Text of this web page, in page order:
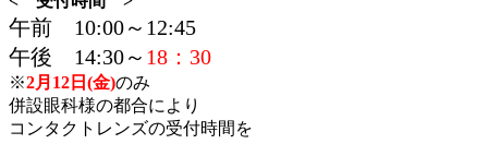
午前 10:00～12:45
午後 14:30～ 18：30
※2月12日(金)のみ
併設眼科様の都合により
コンタクトレンズの受付時間を